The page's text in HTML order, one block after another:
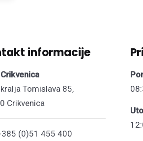
informacije
Tomislava 85,
Crikvenica
(0)51 455 400